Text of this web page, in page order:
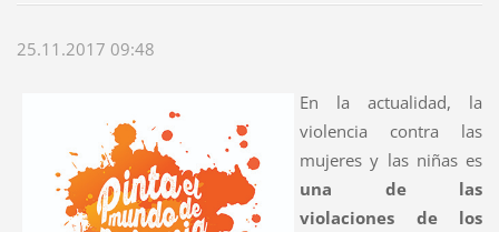
25.11.2017 09:48
En la actualidad, la
violencia contra las
mujeres y las niñas es
una de las
violaciones de los